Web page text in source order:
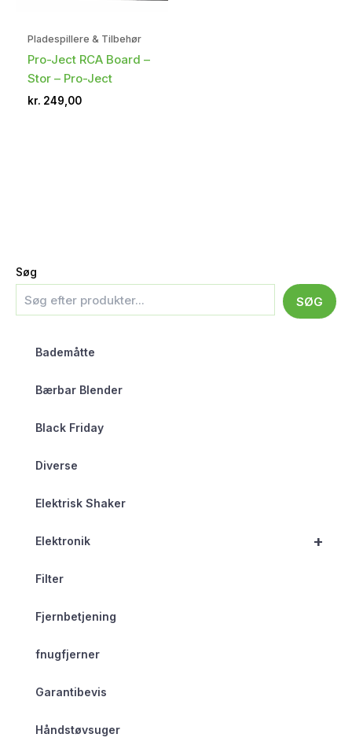
Søg
SØG
Bademåtte
Bærbar Blender
Black Friday
Diverse
Elektrisk Shaker
+
Elektronik
Filter
Fjernbetjening
fnugfjerner
Garantibevis
Håndstøvsuger
Pladespillere & Tilbehør
Pro-Ject RCA Board –
Stor – Pro-Ject
kr. 249,00